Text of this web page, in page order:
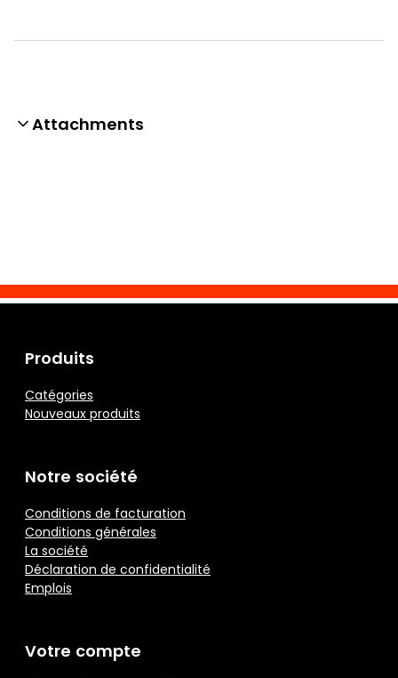
Attachments
Produits
Catégories
Nouveaux produits
Notre société
Conditions de facturation
Conditions générales
La société
Déclaration de confidentialité
Emplois
Votre compte